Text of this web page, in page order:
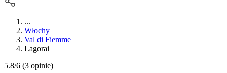
...
Włochy
Val di Fiemme
Lagorai
5.8/6 (3 opinie)